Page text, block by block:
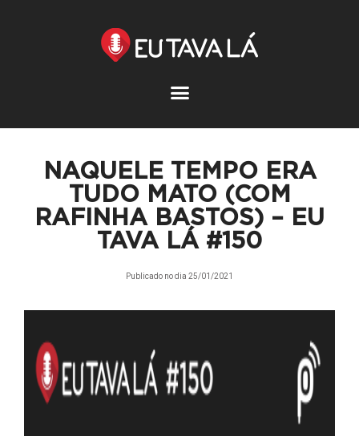
NAQUELE TEMPO ERA
TUDO MATO (COM
RAFINHA BASTOS) – EU
TAVA LÁ #150
Publicado no dia 25/01/2021